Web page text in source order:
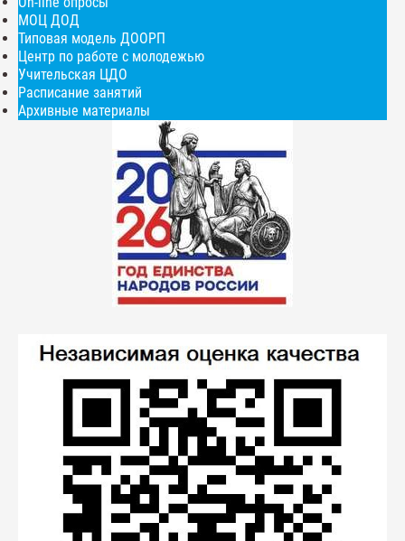
МОЦ ДОД
Типовая модель ДООРП
Центр по работе с молодежью
Учительская ЦДО
Расписание занятий
Архивные материалы